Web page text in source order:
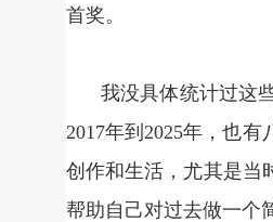
首奖。
我没具体统计过这
2017年到2025年，也
创作和生活，尤其是当
帮助自己对过去做一个